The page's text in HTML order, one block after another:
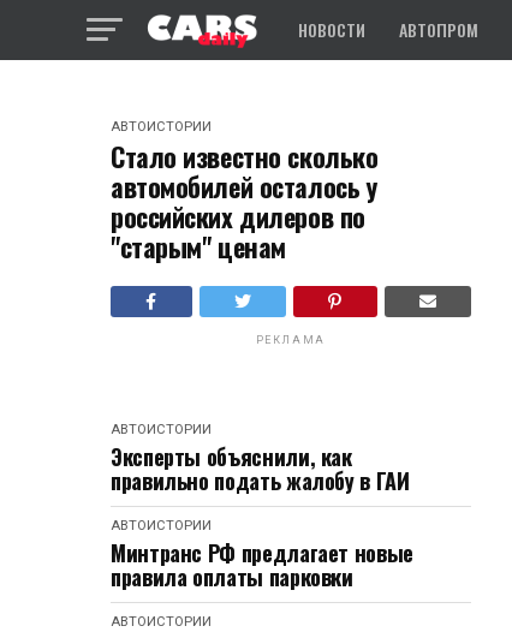
НОВОСТИ АВТОПРОМ
АВТОИСТОРИИ
Стало известно сколько
автомобилей осталось у
российских дилеров по
"старым" ценам
РЕКЛАМА
АВТОИСТОРИИ
Эксперты объяснили, как
правильно подать жалобу в ГАИ
АВТОИСТОРИИ
Минтранс РФ предлагает новые
правила оплаты парковки
АВТОИСТОРИИ